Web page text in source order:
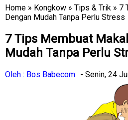
Home » Kongkow » Tips & Trik » 7
Dengan Mudah Tanpa Perlu Stress
7 Tips Membuat
Mudah Tanpa Perlu
Oleh : Bos Babecom - Senin, 24